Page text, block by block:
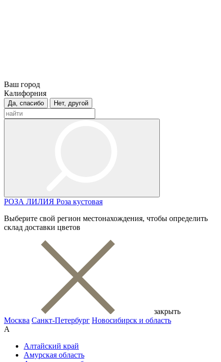
Ваш город
Калифорния
Да, спасибо Нет, другой
РОЗА ЛИЛИЯ Роза кустовая
Выберите свой регион местонахождения, чтобы определить
склад доставки цветов
закрыть
Москва Санкт-Петербург Новосибирск и область
А
Алтайский край
Амурская область